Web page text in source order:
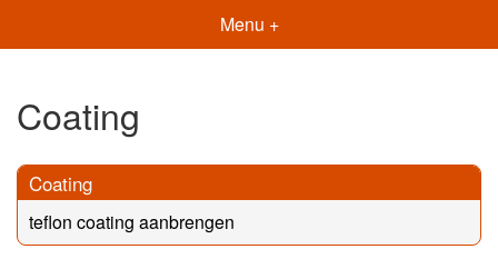
Menu +
Coating
Coating
teflon coating aanbrengen